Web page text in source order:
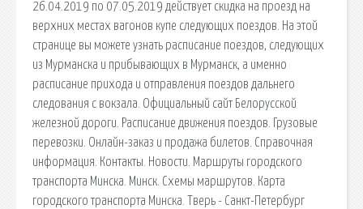
26.04.2019 по 07.05.2019 действует скидка на проезд на
верхних местах вагонов купе следующих поездов. На этой
странице вы можете узнать расписание поездов, следующих
из Мурманска и прибывающих в Мурманск, а именно
расписание прихода и отправления поездов дальнего
следования с вокзала. Официальный сайт Белорусской
железной дороги. Расписание движения поездов. Грузовые
перевозки. Онлайн-заказ и продажа билетов. Справочная
информация. Контакты. Новости. Маршруты городского
транспорта Минска. Минск. Схемы маршрутов. Карта
городского транспорта Минска. Тверь - Санкт-Петербург